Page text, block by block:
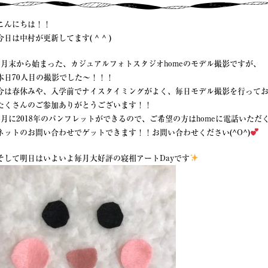
んにちは！！
日は中村が更新してます( ^ ^ )
末から始まった、カジュアルフォトスタジオhomeのモデル撮影ですが、
日70人目の撮影でした〜！！！
は春休みや、入学前でナイスタイミングがよく、毎日モデル撮影を行って
くさんのご参加ありがとうございます！！
に2018年のパンフレットができるので、ご希望の方はhomeに電話いただ
ットのお問い合わせでゲットできます！！お問い合わせください(^O^)
して明日はいよいよ毎月大好評の寝相アートDayです